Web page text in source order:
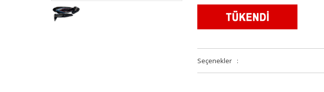
Seçenekler :